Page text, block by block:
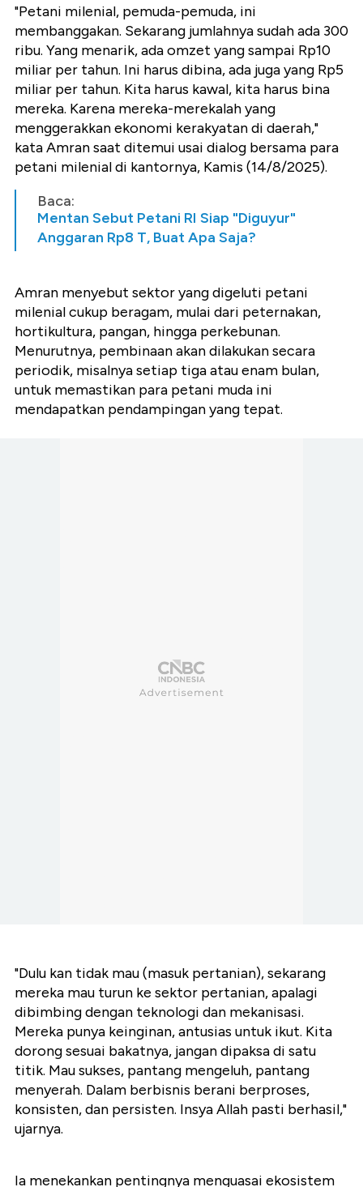
"Petani milenial, pemuda-pemuda, ini
membanggakan. Sekarang jumlahnya sudah ada 300
ribu. Yang menarik, ada omzet yang sampai Rp10
miliar per tahun. Ini harus dibina, ada juga yang Rp5
miliar per tahun. Kita harus kawal, kita harus bina
mereka. Karena mereka-merekalah yang
menggerakkan ekonomi kerakyatan di daerah,"
kata Amran saat ditemui usai dialog bersama para
petani milenial di kantornya, Kamis (14/8/2025).
Baca:
Mentan Sebut Petani RI Siap "Diguyur"
Anggaran Rp8 T, Buat Apa Saja?
Amran menyebut sektor yang digeluti petani
milenial cukup beragam, mulai dari peternakan,
hortikultura, pangan, hingga perkebunan.
Menurutnya, pembinaan akan dilakukan secara
periodik, misalnya setiap tiga atau enam bulan,
untuk memastikan para petani muda ini
mendapatkan pendampingan yang tepat.
"Dulu kan tidak mau (masuk pertanian), sekarang
mereka mau turun ke sektor pertanian, apalagi
dibimbing dengan teknologi dan mekanisasi.
Mereka punya keinginan, antusias untuk ikut. Kita
dorong sesuai bakatnya, jangan dipaksa di satu
titik. Mau sukses, pantang mengeluh, pantang
menyerah. Dalam berbisnis berani berproses,
konsisten, dan persisten. Insya Allah pasti berhasil,"
ujarnya.
Ia menekankan pentingnya menguasai ekosistem